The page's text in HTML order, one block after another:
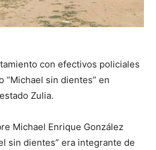
con efectivos policiales
“Michael sin dientes” en
Zulia.
Michael Enrique González
sin dientes” era integrante de